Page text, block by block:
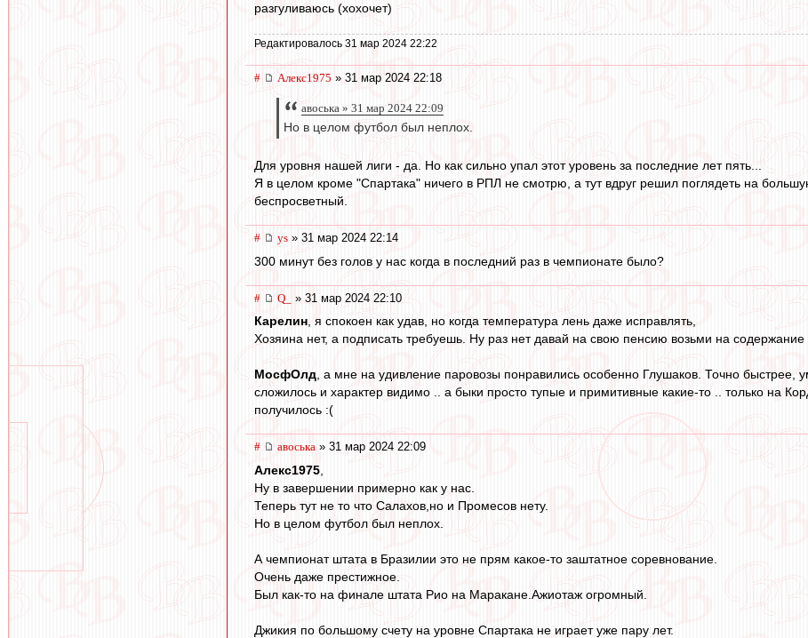
разгуливаюсь (хохочет)
Редактировалось 31 мар 2024 22:22
# Алекс1975 » 31 мар 2024 22:18
авоська » 31 мар 2024 22:09
Но в целом футбол был неплох.
Для уровня нашей лиги - да. Но как сильно упал этот уровень за последние лет пять...
Я в целом кроме "Спартака" ничего в РПЛ не смотрю, а тут вдруг решил поглядеть на
беспросветный.
# ys » 31 мар 2024 22:14
300 минут без голов у нас когда в последний раз в чемпионате было?
# Q_ » 31 мар 2024 22:10
Карелин, я спокоен как удав, но когда температура лень даже исправлять,
Хозяина нет, а подписать требуешь. Ну раз нет давай на свою пенсию возьми на
МосфОлд, а мне на удивление паровозы понравились особенно Глушаков. Точно
сложилось и характер видимо .. а быки просто тупые и примитивные какие-то .. только на
получилось :(
# авоська » 31 мар 2024 22:09
Алекс1975
Ну в завершении примерно как у нас.
Теперь тут не то что Салахов,но и Промесов нету.
Но в целом футбол был неплох.
А чемпионат штата в Бразилии это не прям какое-то заштатное соревнование.
Очень даже престижное.
Был как-то на финале штата Рио на Маракане.Ажиотаж огромный.
Джикия по большому счету на уровне Спартака не играет уже пару лет.